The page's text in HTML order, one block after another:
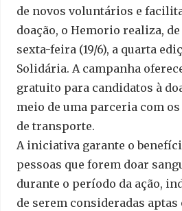
de novos voluntários e
doação, o Hemorio realiza, de
sexta-feira (19/6), a quarta
Solidária. A campanha
gratuito para candidatos à
meio de uma parceria com
de transporte.
A iniciativa garante o
pessoas que forem doar
durante o período da ação,
de serem consideradas aptas